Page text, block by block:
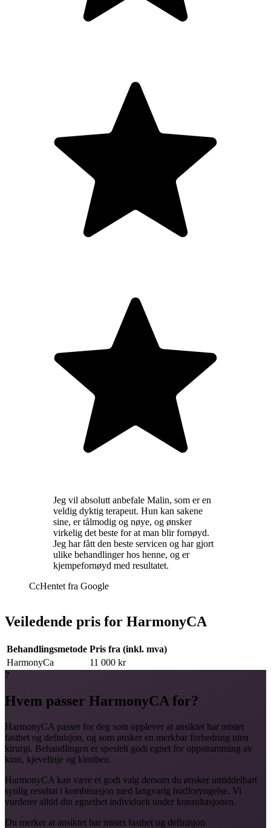
Jeg vil absolutt anbefale Malin, som er en
veldig dyktig terapeut. Hun kan sakene
sine, er tålmodig og nøye, og ønsker
virkelig det beste for at man blir fornøyd.
Jeg har fått den beste servicen og har gjort
ulike behandlinger hos henne, og er
kjempefornøyd med resultatet.
CcHentet fra Google
Veiledende pris for HarmonyCA
Behandlingsmetode Pris fra (inkl. mva)
HarmonyCa
11 000 kr
?
Hvem passer HarmonyCA for?
HarmonyCA passer for deg som opplever at ansiktet har mistet
fasthet og definisjon, og som ønsker en merkbar forbedring uten
kirurgi. Behandlingen er spesielt godt egnet for oppstramming av
kinn, kjevelinje og kinnben.
HarmonyCA kan være et godt valg dersom du ønsker umiddelbart
synlig resultat i kombinasjon med langvarig hudforyngelse. Vi
vurderer alltid din egnethet individuelt under konsultasjonen.
Du merker at ansiktet har mistet fasthet og definisjon